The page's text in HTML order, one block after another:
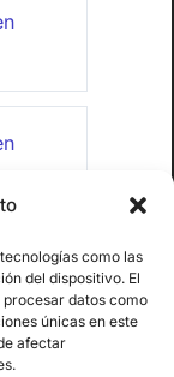
como las
del dispositivo. El
datos como
únicas en este
afectar